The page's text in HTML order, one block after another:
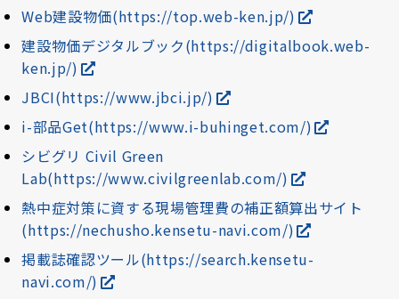
Web建設物価(https://top.web-ken.jp/)
建設物価デジタルブック(https://digitalbook.web-
ken.jp/)
JBCI(https://www.jbci.jp/)
i-部品Get(https://www.i-buhinget.com/)
シビグリ Civil Green
Lab(https://www.civilgreenlab.com/)
熱中症対策に資する現場管理費の補正額算出サイト
(https://nechusho.kensetu-navi.com/)
掲載誌確認ツール(https://search.kensetu-
navi.com/)